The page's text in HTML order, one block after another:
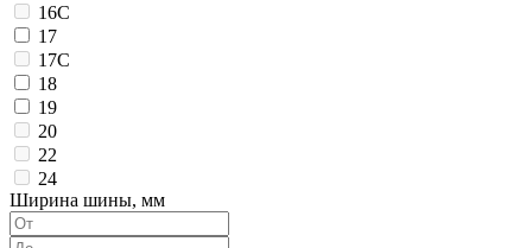
16C
17
17C
18
19
20
22
24
Ширина шины, мм